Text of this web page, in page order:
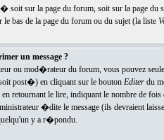
soit sur la page du forum, soit sur la page du
bas de la page du forum ou du sujet (la liste
un message ?
ou mod�rateur du forum, vous pouvez
post�) en cliquant sur le bouton Editerdu
en retournant le lire, indiquant le nombre
�dite le message (ils devraient
y a r�pondu.